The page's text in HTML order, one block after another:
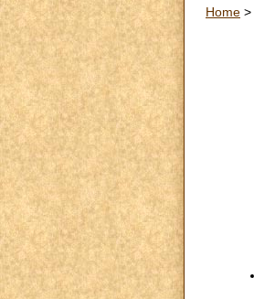
Home >